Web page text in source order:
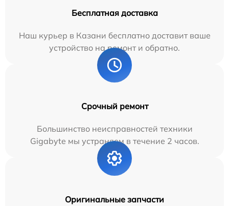
Бесплатная доставка
Наш курьер в Казани бесплатно доставит ваше
устройство на ремонт и обратно.
Срочный ремонт
Большинство неисправностей техники
Gigabyte мы устраняем в течение 2 часов.
Оригинальные запчасти